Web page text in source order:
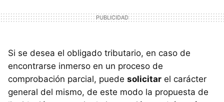
Si se desea el obligado tributario, en caso de
encontrarse inmerso en un proceso de
comprobación parcial, puede solicitar el carácter
general del mismo, de este modo la propuesta de